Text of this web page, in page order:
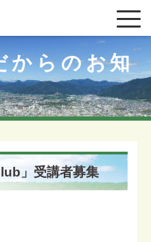
からのお知
」受講者募集